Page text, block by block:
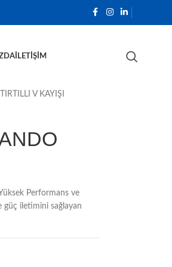
İLETIŞIM
V KAYIŞI
Performans ve
güç iletimini sağlayan